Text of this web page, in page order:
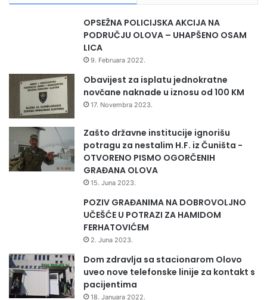
OPSEŽNA POLICIJSKA AKCIJA NA
PODRUČJU OLOVA – UHAPŠENO OSAM
LICA
9. Februara 2022.
Obavijest za isplatu jednokratne
novčane naknade u iznosu od 100 KM
17. Novembra 2023.
Zašto državne institucije ignorišu
potragu za nestalim H.F. iz Čuništa -
OTVORENO PISMO OGORČENIH
GRAĐANA OLOVA
15. Juna 2023.
POZIV GRAĐANIMA NA DOBROVOLJNO
UČEŠĆE U POTRAZI ZA HAMIDOM
FERHATOVIĆEM
2. Juna 2023.
Dom zdravlja sa stacionarom Olovo
uveo nove telefonske linije za kontakt s
pacijentima
18. Januara 2022.